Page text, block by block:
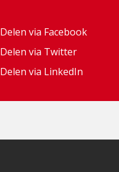
Delen via Facebook
Delen via Facebook
Delen via Twitter
Delen via Twitter
Delen via LinkedIn
Delen via LinkedIn